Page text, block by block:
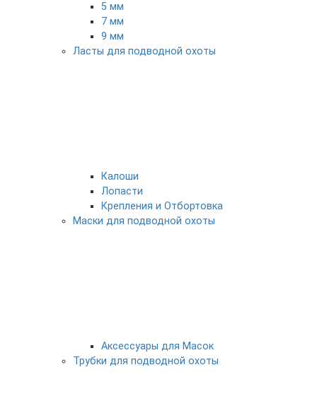
5 мм
7 мм
9 мм
Ласты для подводной охоты
Калоши
Лопасти
Крепления и Отбортовка
Маски для подводной охоты
Аксессуары для Масок
Трубки для подводной охоты